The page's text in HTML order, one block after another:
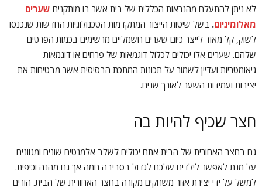
לא ניתן להתעלם מהנראות הכללית של בית אשר בו מותקנים שערים
מאלומיניום. בשל שיטות הייצור המתקדמות הטכנולוגיות החדשות שנכנסו
לשוק, קל מאוד לייצר כיום שערים חשמליים מרשימים בכמות הפרטים
שלהם. שערים אלו יכולים לכלול דוגמאות של פרחים או דוגמאות
גיאומטריות ועדיין לשמור על תכונות המתכת הבסיסית אשר מבטיחות את
יציבות ועמידות השער לאורך שנים.
חצר שכיף להיות בה
גם בחצר האחורית של הבית אתם יכולים לשלב אלמנטים שונים ומגוונים
על מנת לאפשר לילדים שלכם לגדול בסביבה חמה אך גם מהנה וכיפית.
למשל על ידי יצירת אזור משחקים מקורה בחצר האחורית של הבית. הורים